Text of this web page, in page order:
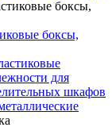
боксы,
для
шкафов